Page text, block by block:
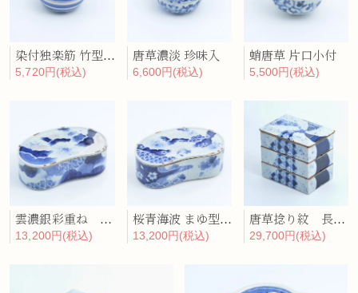
染付独楽筋 竹型蓋付珍味
5,720円(税込)
唐草濃淡 珍味入
6,600円(税込)
蛸唐草 片口小付
5,500円(税込)
雲濃銀彩重ね まゆ型陶箱
13,200円(税込)
桜青海波 まゆ型陶箱
13,200円(税込)
唐草捻り紋 長角三段重
29,700円(税込)